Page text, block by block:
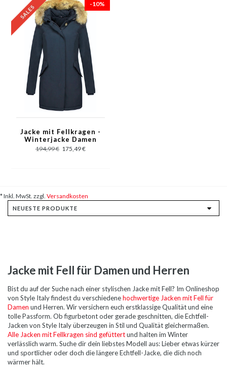
-10%
Jacke mit Fellkragen -
Winterjacke Damen
Lang - Parka - Blau
194,99 € 175,49 €
* Inkl. MwSt. zzgl. Versandkosten
Jacke mit Fell für Damen und Herren
Bist du auf der Suche nach einer stylischen Jacke mit Fell? Im Onlineshop
von Style Italy findest du verschiedenehochwertige Jacken mit Fell für
Damen und Herren. Wir versichern euch erstklassige Qualität und eine
tolle Passform. Ob figurbetont oder gerade geschnitten, die Echtfell-
Jacken von Style Italy überzeugen in Stil und Qualität gleichermaßen.
Alle Jacken mit Fellkragen sind gefüttertund halten im Winter
verlässlich warm. Suche dir dein liebstes Modell aus: Lieber etwas kürzer
und sportlicher oder doch die längere Echtfell-Jacke, die dich noch
wärmer hält.